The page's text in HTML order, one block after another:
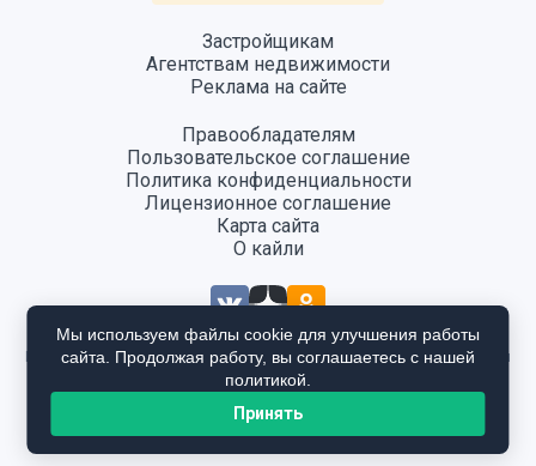
Застройщикам
Агентствам недвижимости
Реклама на сайте
Правообладателям
Пользовательское соглашение
Политика конфиденциальности
Лицензионное соглашение
Карта сайта
О кайли
Информация, размещенная на сайте, не является публичной офертой
и предоставляется в ознакомительных целях. Для получения
подробной информации общайтесь в отдел продаж застройщика.
Мы используем файлы cookie для улучшения работы
сайта. Продолжая работу, вы соглашаетесь с нашей
политикой.
Принять